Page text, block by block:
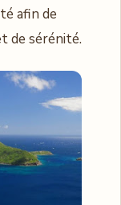
afin de
de sérénité.